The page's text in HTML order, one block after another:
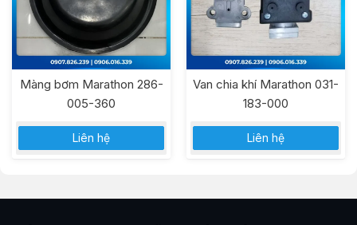
Màng bơm Marathon 286-
005-360
Liên hệ
Van chia khí Marathon 031-
183-000
Liên hệ